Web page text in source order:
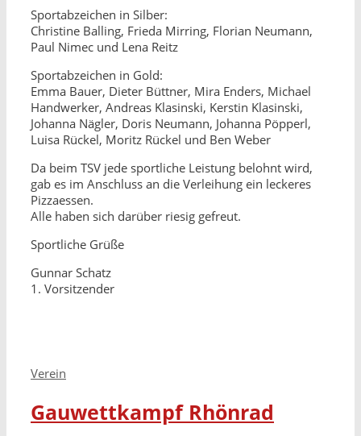
Sportabzeichen in Silber:
Christine Balling, Frieda Mirring, Florian Neumann,
Paul Nimec und Lena Reitz
Sportabzeichen in Gold:
Emma Bauer, Dieter Büttner, Mira Enders, Michael
Handwerker, Andreas Klasinski, Kerstin Klasinski,
Johanna Nägler, Doris Neumann, Johanna Pöpperl,
Luisa Rückel, Moritz Rückel und Ben Weber
Da beim TSV jede sportliche Leistung belohnt wird,
gab es im Anschluss an die Verleihung ein leckeres
Pizzaessen.
Alle haben sich darüber riesig gefreut.
Sportliche Grüße
Gunnar Schatz
1. Vorsitzender
Kategorien
Verein
Gauwettkampf Rhönrad